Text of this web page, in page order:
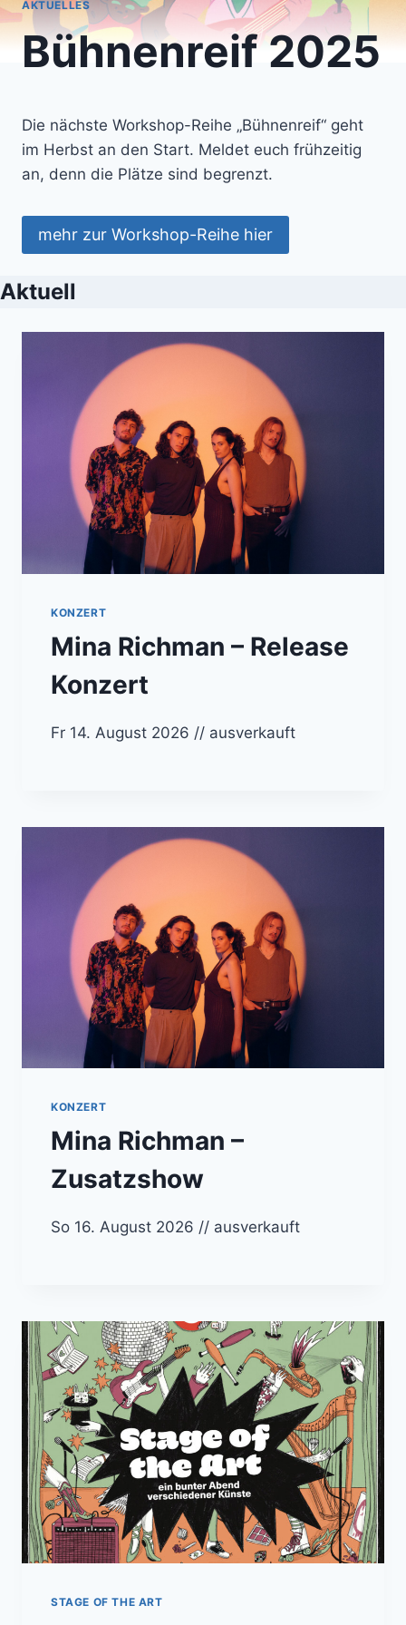
AKTUELLES
Bühnenreif 2025
Die nächste Workshop-Reihe „Bühnenreif“ geht
im Herbst an den Start. Meldet euch frühzeitig
an, denn die Plätze sind begrenzt.
mehr zur Workshop-Reihe hier
Aktuell
KONZERT
Mina Richman – Release
Konzert
Fr 14. August 2026 // ausverkauft
KONZERT
Mina Richman –
Zusatzshow
So 16. August 2026 // ausverkauft
STAGE OF THE ART